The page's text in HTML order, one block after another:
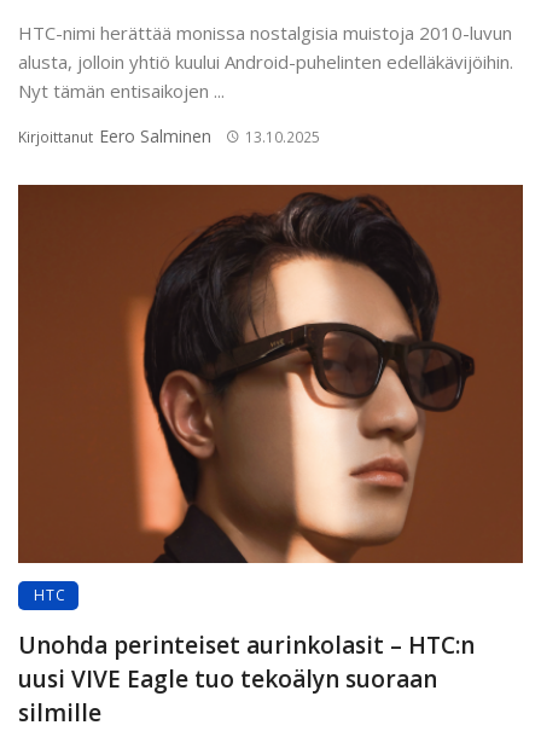
HTC-nimi herättää monissa nostalgisia muistoja 2010-luvun
alusta, jolloin yhtiö kuului Android-puhelinten edelläkävijöihin.
Nyt tämän entisaikojen ...
Kirjoittanut Eero Salminen 13.10.2025
HTC
Unohda perinteiset aurinkolasit – HTC:n
uusi VIVE Eagle tuo tekoälyn suoraan
silmille